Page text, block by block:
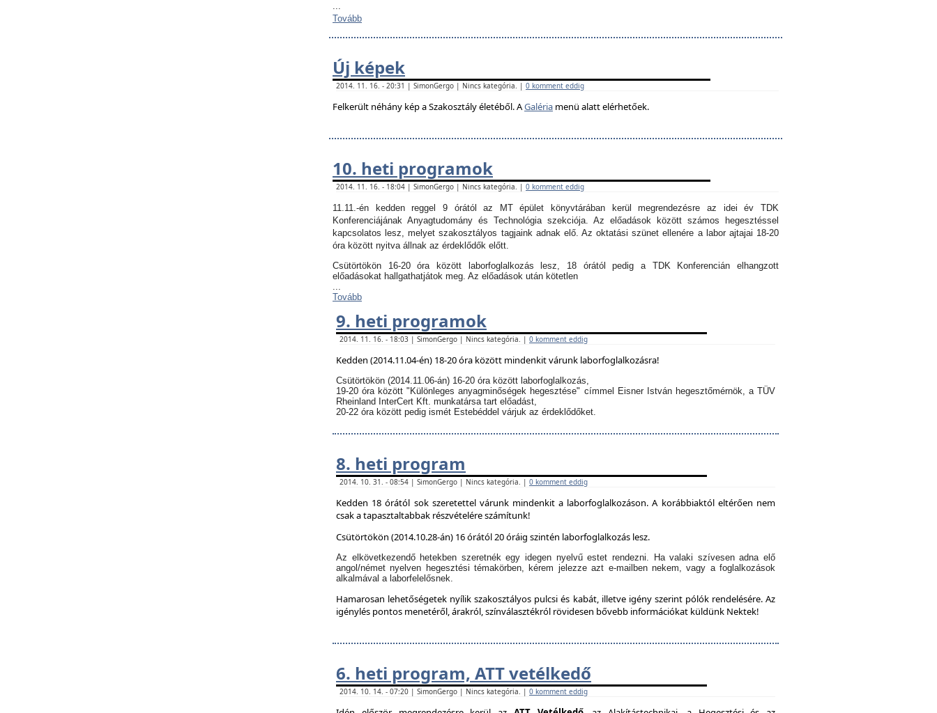
...
Tovább
Új képek
2014. 11. 16. - 20:31 | SimonGergo | Nincs kategória. | 0 komment eddig
Felkerült néhány kép a Szakosztály életéből. AGaléria menü alatt elérhetőek.
10. heti programok
2014. 11. 16. - 18:04 | SimonGergo | Nincs kategória. | 0 komment eddig
11.11.-én kedden reggel 9 órától az MT épület könyvtárában kerül megrendezésre az idei év TDK
Konferenciájának Anyagtudomány és Technológia szekciója. Az előadások között számos hegesztéssel
kapcsolatos lesz, melyet szakosztályos tagjaink adnak elő. Az oktatási szünet ellenére a labor ajtajai 18-20
óra között nyitva állnak az érdeklődők előtt.
Csütörtökön 16-20 óra között laborfoglalkozás lesz, 18 órától pedig a TDK Konferencián elhangzott
előadásokat hallgathatjátok meg. Az előadások után kötetlen
...
Tovább
9. heti programok
2014. 11. 16. - 18:03 | SimonGergo | Nincs kategória. | 0 komment eddig
Kedden (2014.11.04-én) 18-20 óra között mindenkit várunk laborfoglalkozásra!
Csütörtökön (2014.11.06-án) 16-20 óra között laborfoglalkozás,
19-20 óra között "Különleges anyagminőségek hegesztése" címmel Eisner István hegesztőmérnök, a TÜV
Rheinland InterCert Kft. munkatársa tart előadást,
20-22 óra között pedig ismét Estebéddel várjuk az érdeklődőket.
8. heti program
2014. 10. 31. - 08:54 | SimonGergo | Nincs kategória. | 0 komment eddig
Kedden 18 órától sok szeretettel várunk mindenkit a laborfoglalkozáson. A korábbiaktól eltérően nem
csak a tapasztaltabbak részvételére számítunk!
Csütörtökön (2014.10.28-án) 16 órától 20 óráig szintén laborfoglalkozás lesz.
Az elkövetkezendő hetekben szeretnék egy idegen nyelvű estet rendezni. Ha valaki szívesen adna elő
angol/német nyelven hegesztési témakörben, kérem jelezze azt e-mailben nekem, vagy a foglalkozások
alkalmával a laborfelelősnek.
Hamarosan lehetőségetek nyílik szakosztályos pulcsi és kabát, illetve igény szerint pólók rendelésére. Az
igénylés pontos menetéről, árakról, színválasztékról rövidesen bővebb információkat küldünk Nektek!
6. heti program, ATT vetélkedő
2014. 10. 14. - 07:20 | SimonGergo | Nincs kategória. | 0 komment eddig